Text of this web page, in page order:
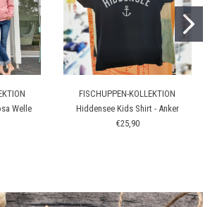
Welle
FISCHUPPEN-KOLLEKTION
Hiddensee Kids Shirt - Anker
€25,90